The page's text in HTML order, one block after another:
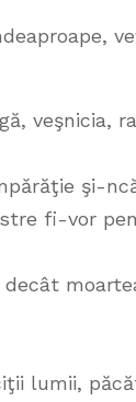
veşnicia,
şi-
fi-vor
lumii,